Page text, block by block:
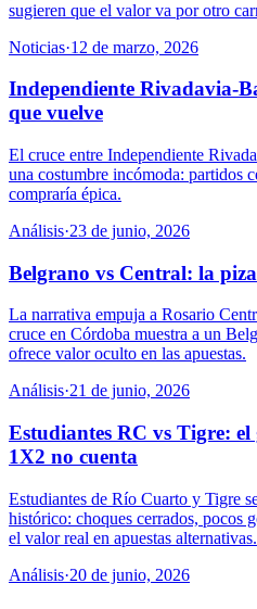
sugieren que el valor va por otro
Noticias·12 de marzo, 2026
Independiente Rivadavia-
que vuelve
El cruce entre Independiente
una costumbre incómoda: partidos
compraría épica.
Análisis·23 de junio, 2026
Belgrano vs Central: la
La narrativa empuja a Rosario
cruce en Córdoba muestra a un
ofrece valor oculto en las apuestas.
Análisis·21 de junio, 2026
Estudiantes RC vs Tigre:
1X2 no cuenta
Estudiantes de Río Cuarto y Tigre
histórico: choques cerrados, pocos
el valor real en apuestas alternativas.
Análisis·20 de junio, 2026